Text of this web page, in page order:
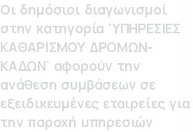
Οι δημόσιοι διαγωνισμοί
στην κατηγορία 'ΥΠΗΡΕΣΙΕΣ
ΚΑΘΑΡΙΣΜΟΥ ΔΡΟΜΩΝ-
ΚΑΔΩΝ' αφορούν την
ανάθεση συμβάσεων σε
εξειδικευμένες εταιρείες για
την παροχή υπηρεσιών